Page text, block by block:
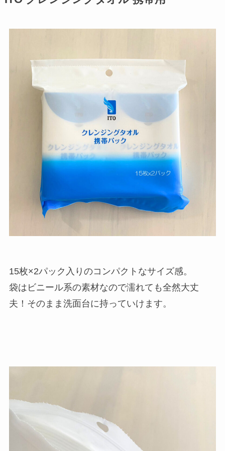
15枚×2パック入りのコンパクトなサイズ感。
袋はビニール系の素材なので濡れても全然大丈
夫！そのまま洗面台に持っていけます。